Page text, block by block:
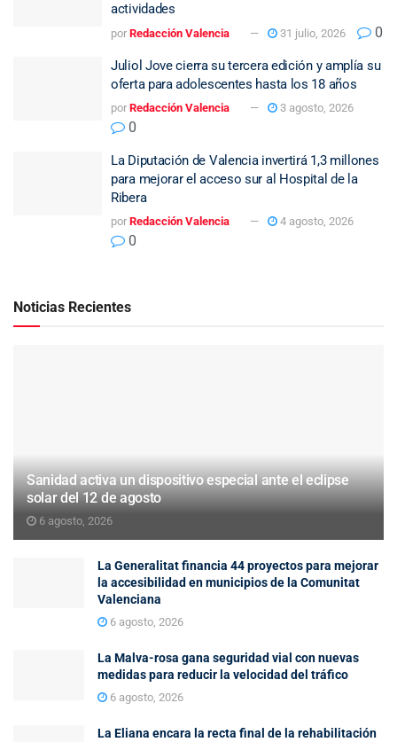
actividades
por Redacción Valencia 31 julio, 2026 0
Juliol Jove cierra su tercera edición y amplía su
oferta para adolescentes hasta los 18 años
por Redacción Valencia 3 agosto, 2026
0
La Diputación de Valencia invertirá 1,3 millones
para mejorar el acceso sur al Hospital de la
Ribera
por Redacción Valencia 4 agosto, 2026
0
Noticias Recientes
Sanidad activa un dispositivo especial ante el eclipse
solar del 12 de agosto
6 agosto, 2026
La Generalitat financia 44 proyectos para mejorar
la accesibilidad en municipios de la Comunitat
Valenciana
6 agosto, 2026
La Malva-rosa gana seguridad vial con nuevas
medidas para reducir la velocidad del tráfico
6 agosto, 2026
La Eliana encara la recta final de la rehabilitación